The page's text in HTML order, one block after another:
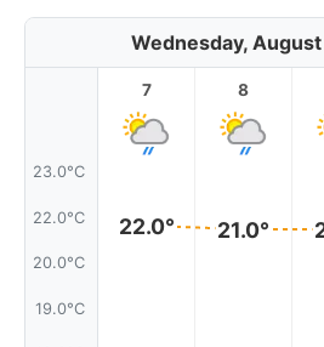
Wednesday,
23.0°C
22.0°C
20.0°C
19.0°C
7
22.0°
8
21.0°